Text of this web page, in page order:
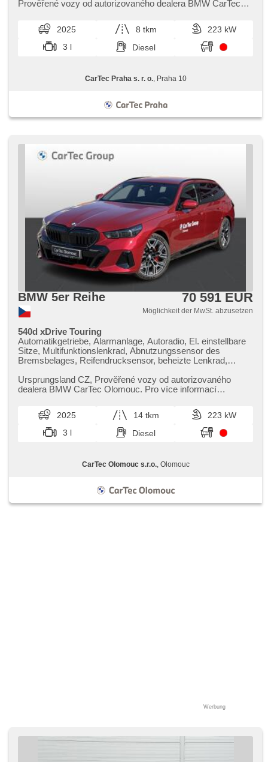
beheizte Sitze, LED denní svícení
Prověřené vozy od autorizovaného dealera BMW CarTec
2025 8 tkm
223 kW
3 l
Diesel
CarTec Praha s. r. o., Praha 10
BMW 5er Reihe 70 591 EUR
Möglichkeit der MwSt. abzusetzen
540d xDrive Touring
Automatikgetriebe, Alarmanlage, Autoradio, El. einstellbare
Sitze, Multifunktionslenkrad, Abnutzungssensor des
Bremsbelages, Reifendrucksensor, beheizte Lenkrad,
zařízení, bezklíčové odemykání, bezklíčové startování,
Standheizung, odvětrávaná sedadla, beheizte Sitze, LED
Ursprungsland CZ,​ Prověřené vozy od autorizovaného
dealera BMW CarTec Olomouc. Pro více informací
2025 14 tkm
223 kW
3 l
Diesel
CarTec Olomouc s.r.o., Olomouc
Werbung